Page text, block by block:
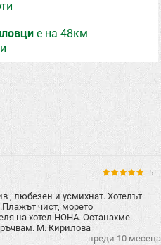
е на 48км
5
, любезен и усмихнат. Хотелът
чист, морето
на хотел НОНА. Останахме
М. Кирилова
преди 10 месеца